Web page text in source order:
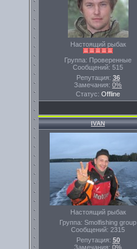
Настоящий рыбак
Группа: Проверенные
Сообщений: 515
Репутация: 36
Замечания: 0%
Статус: Offline
IVAN
Настоящий рыбак
Группа: Smolfishing group
Сообщений: 2315
Репутация: 50
Замечания: 0%